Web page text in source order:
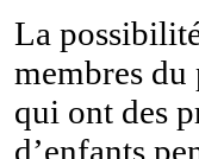
La
membres du
qui ont des
d’enfants